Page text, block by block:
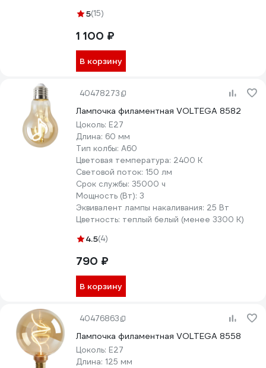
5(15)
1 100 ₽
В корзину
40478273
Лампочка филаментная VOLTEGA 8582
Цоколь: E27
Длина: 60 мм
Тип колбы: A60
Цветовая температура: 2400 К
Световой поток: 150 лм
Срок службы: 35000 ч
Мощность (Вт): 3
Эквивалент лампы накаливания: 25 Вт
Цветность: теплый белый (менее 3300 К)
4.5(4)
790 ₽
В корзину
40476863
Лампочка филаментная VOLTEGA 8558
Цоколь: E27
Длина: 125 мм